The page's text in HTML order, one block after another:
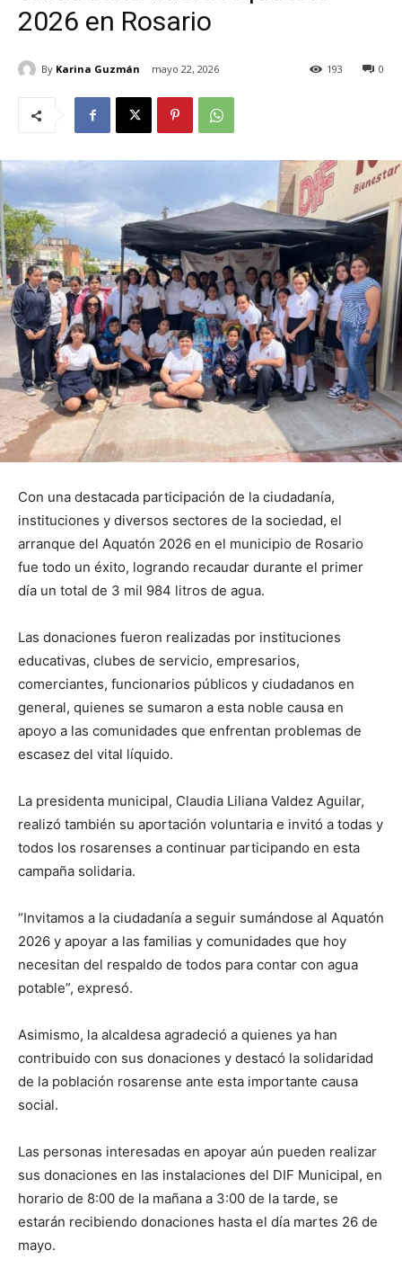
2026 en Rosario
By Karina Guzmán mayo 22, 2026 0
193
Con una destacada participación de la ciudadanía,
instituciones y diversos sectores de la sociedad, el
arranque del Aquatón 2026 en el municipio de Rosario
fue todo un éxito, logrando recaudar durante el primer
día un total de 3 mil 984 litros de agua.
Las donaciones fueron realizadas por instituciones
educativas, clubes de servicio, empresarios,
comerciantes, funcionarios públicos y ciudadanos en
general, quienes se sumaron a esta noble causa en
apoyo a las comunidades que enfrentan problemas de
escasez del vital líquido.
La presidenta municipal, Claudia Liliana Valdez Aguilar,
realizó también su aportación voluntaria e invitó a todas y
todos los rosarenses a continuar participando en esta
campaña solidaria.
“Invitamos a la ciudadanía a seguir sumándose al Aquatón
2026 y apoyar a las familias y comunidades que hoy
necesitan del respaldo de todos para contar con agua
potable”, expresó.
Asimismo, la alcaldesa agradeció a quienes ya han
contribuido con sus donaciones y destacó la solidaridad
de la población rosarense ante esta importante causa
social.
Las personas interesadas en apoyar aún pueden realizar
sus donaciones en las instalaciones del DIF Municipal, en
horario de 8:00 de la mañana a 3:00 de la tarde, se
estarán recibiendo donaciones hasta el día martes 26 de
mayo.